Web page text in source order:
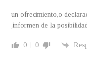
un ofrecimiento,o
,informen de la
0 0